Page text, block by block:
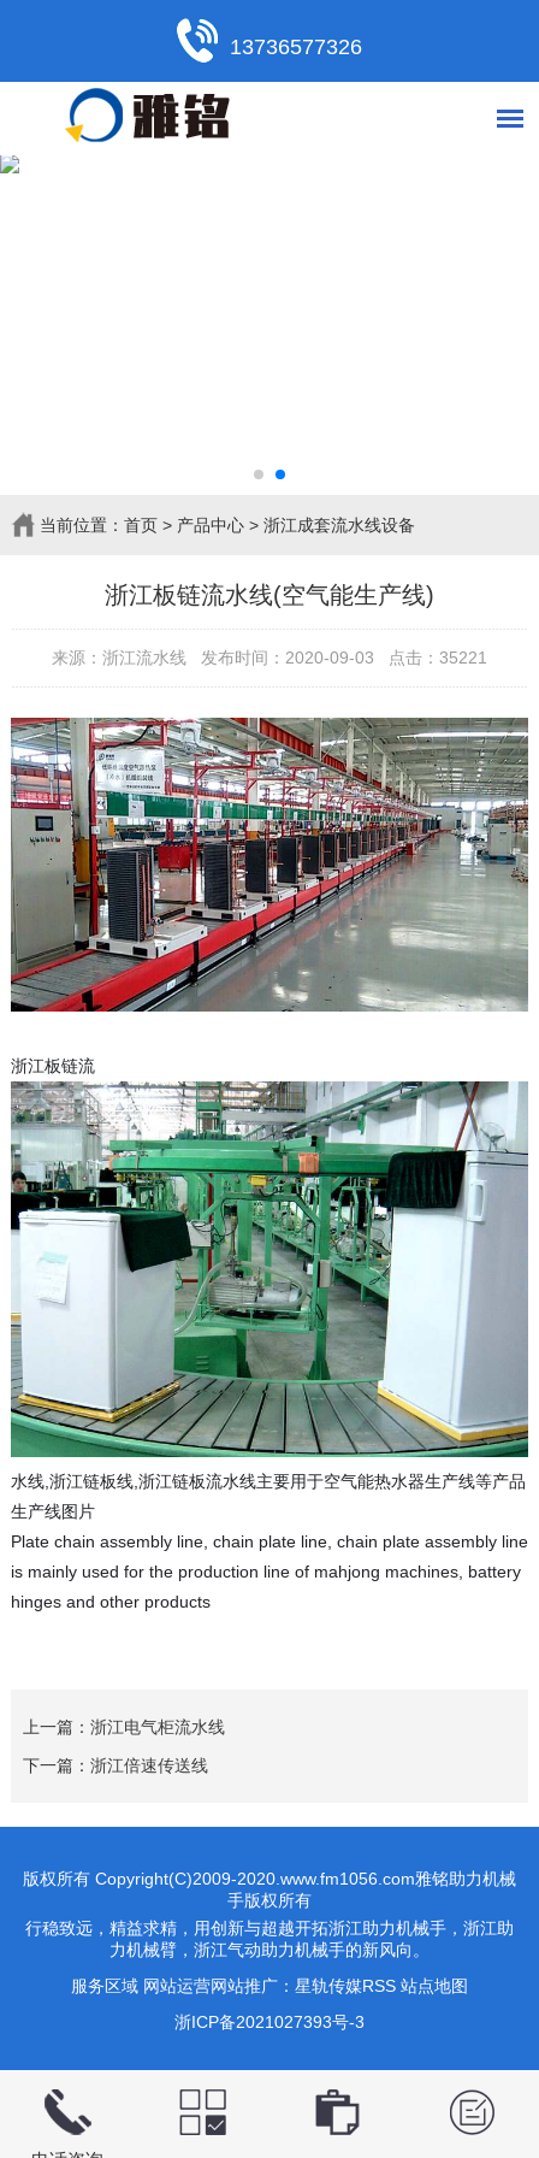
13736577326
当前位置： 首页> 产品中心> 浙江成套流水线设备
浙江板链流水线(空气能生产线)
来源：浙江流水线 发布时间：2020-09-03 点击：35221
浙江板链流
水线,浙江链板线,浙江链板流水线主要用于空气能热水器生产线等产品
生产线图片
Plate chain assembly line, chain plate line, chain plate assembly line
is mainly used for the production line of mahjong machines, battery
hinges and other products
上一篇： 浙江电气柜流水线
下一篇： 浙江倍速传送线
版权所有 Copyright(C)2009-2020.www.fm1056.com雅铭助力机械
手版权所有
行稳致远，精益求精，用创新与超越开拓浙江助力机械手，浙江助
力机械臂，浙江气动助力机械手的新风向。
服务区域 网站运营网站推广： 星轨传媒RSS 站点地图
浙ICP备2021027393号-3